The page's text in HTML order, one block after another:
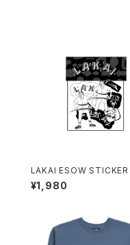
LAKAI ESOW
ASSORTED
¥1,980